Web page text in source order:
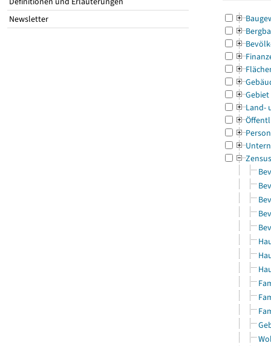
Newsletter
Gebiet
Land-
Zensus